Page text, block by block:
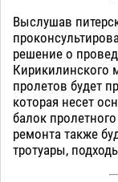
Выслушав
решение о
Кирикилинского
пролетов будет
которая несет
балок
ремонта также
тротуары,